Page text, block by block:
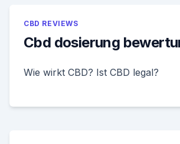
CBD REVIEWS
Cbd dosierung
Wie wirkt CBD? Ist CBD legal?